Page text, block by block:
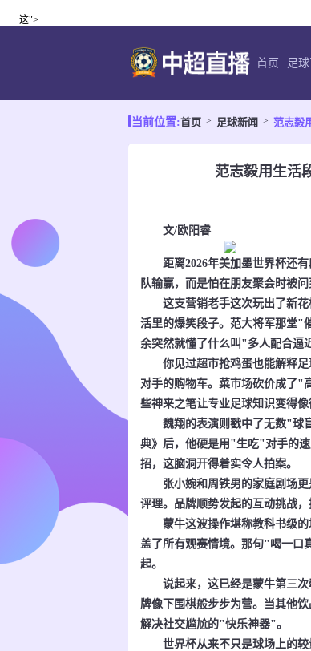
这">
首页 足
当前位置:首页 足球新闻 范志毅
范志毅用生活
文/欧阳睿
距离2026年美加墨世界杯还有
队输赢，而是怕在朋友聚会时被
这支营销老手这次玩出了新花
活里的爆笑段子。范大将军那堂"
余突然就懂了什么叫"多人配合逼
你见过超市抢鸡蛋也能解释足
对手的购物车。菜市场砍价成了"
些神来之笔让专业足球知识变得像
魏翔的表演则戳中了无数"球盲
典》后，他硬是用"生吃"对手的
招，这脑洞开得着实令人拍案。
张小婉和周铁男的家庭剧场更
评理。品牌顺势发起的互动挑战
蒙牛这波操作堪称教科书级的
盖了所有观赛情境。那句"喝一口
起。
说起来，这已经是蒙牛第三次
牌像下围棋般步步为营。当其他
解决社交尴尬的"快乐神器"。
世界杯从来不只是球场上的较